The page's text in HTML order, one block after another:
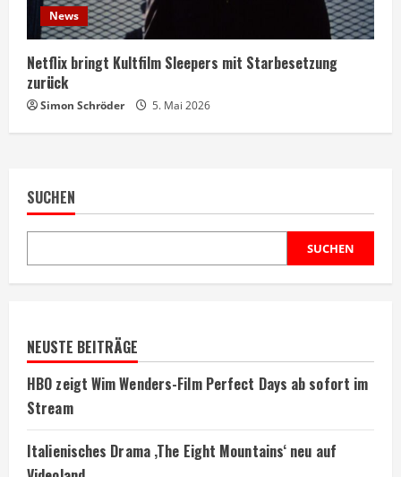
News
Netflix bringt Kultfilm Sleepers mit Starbesetzung
zurück
Simon Schröder 5. Mai 2026
SUCHEN
SUCHEN
NEUSTE BEITRÄGE
HBO zeigt Wim Wenders-Film Perfect Days ab sofort im
Stream
Italienisches Drama ‚The Eight Mountains‘ neu auf